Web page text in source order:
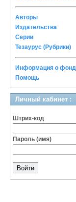
Авторы
Издательства
Серии
Тезаурус (Рубрики)
Информация о
Помощь
Личный кабинет :
Штрих-код
Пароль (имя)